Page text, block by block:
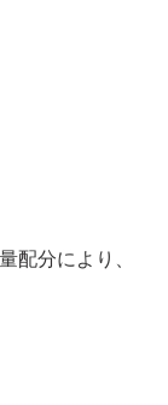
配分により、